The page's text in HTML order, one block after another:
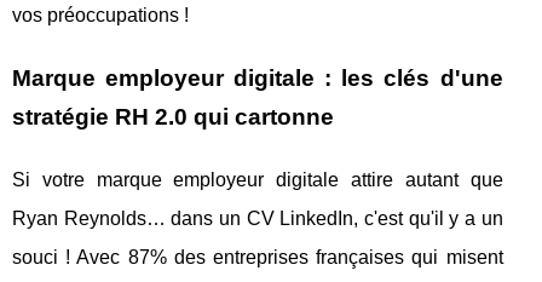
vos préoccupations !
Marque employeur digitale : les clés d'une
stratégie RH 2.0 qui cartonne
Si votre marque employeur digitale attire autant que
Ryan Reynolds… dans un CV LinkedIn, c'est qu'il y a un
souci ! Avec 87% des entreprises françaises qui misent